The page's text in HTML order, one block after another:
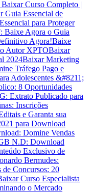
Curso Completo |
Guia Essencial de
para Proteger
Baixe Agora o Guia
Agora!Baixe
Autor XPTOBaixar
2024Baixar Marketing
Tráfego Pago e
Adolescentes &#8211;
8 Oportunidades
Extrato Publicado para
Inscrições
e Garanta sua
para Download
Domine Vendas
N.D: Download
Exclusivo de
Bermudes:
Concursos: 20
Curso Especialista
o Mercado